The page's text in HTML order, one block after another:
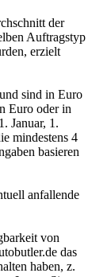
der
Auftragstyp
erzielt
sind in Euro
Euro oder in
Januar, 1.
mindestens 4
basieren
anfallende
von
das
haben, z.